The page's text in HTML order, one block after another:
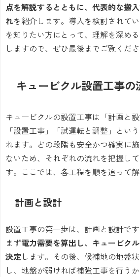
点を解説するとともに、代表的な搬
れを紹介します。導入を検討されて
を知りたい方にとって、理解を深め
しますので、ぜひ最後までご覧くださ
キュービクル設置工事の
キュービクルの設置工事は「計画と
「設置工事」「試運転と調整」とい
れます。どの段階も安全かつ確実に
ないため、それぞれの流れを把握し
す。ここでは、各工程を順を追って解
計画と設計
設置工事の第一歩は、計画と設計です
まず電力需要を算出し、キュービク
決定します。その後、候補地の地盤
し、地盤が弱ければ補強工事を行う